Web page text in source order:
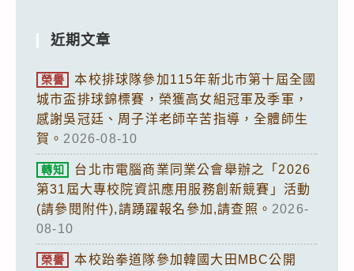
近期文章
榮譽
本校排球隊參加115年新北市第十屆全國
城市盃排球錦標賽，榮獲高女組冠軍及季軍，
感謝吳冠廷、周子洋老師辛苦指導，全體師生
賀。 2026-08-10
轉知
台北市電腦商業同業公會舉辦之「2026
第31屆大專校院資訊應用服務創新競賽」活動
(請參閱附件),請踴躍報名參加,請查照。 2026-
08-10
榮譽
本校跆拳道隊參加韓國大田MBC公開